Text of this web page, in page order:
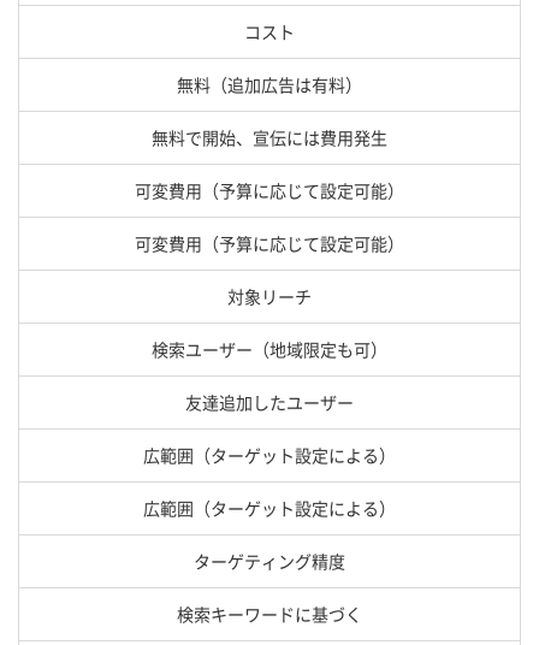
コスト
無料（追加広告は有料）
無料で開始、宣伝には費用発生
可変費用（予算に応じて設定可能）
可変費用（予算に応じて設定可能）
対象リーチ
検索ユーザー（地域限定も可）
友達追加したユーザー
広範囲（ターゲット設定による）
広範囲（ターゲット設定による）
ターゲティング精度
検索キーワードに基づく